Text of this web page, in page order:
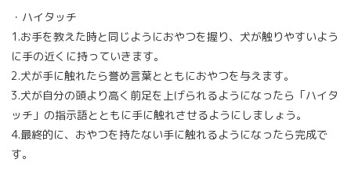
・ハイタッチ
1.お手を教えた時と同じようにおやつを握り、犬が触りやすいよう
に手の近くに持っていきます。
2.犬が手に触れたら誉め言葉とともにおやつを与えます。
3.犬が自分の頭より高く前足を上げられるようになったら「ハイタ
ッチ」の指示語とともに手に触れさせるようにしましょう。
4.最終的に、おやつを持たない手に触れるようになったら完成で
す。